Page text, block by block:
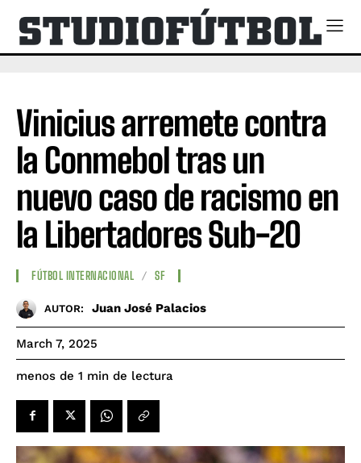
Vinicius arremete contra
la Conmebol tras un
nuevo caso de racismo en
la Libertadores Sub-20
FÚTBOL INTERNACIONAL SF
AUTOR: Juan José Palacios
March 7, 2025
menos de 1 min de lectura